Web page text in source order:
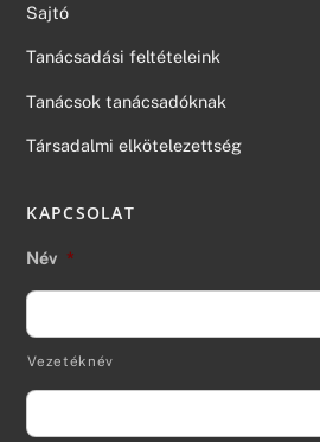
Sajtó
Tanácsadási feltételeink
Tanácsok tanácsadóknak
Társadalmi elkötelezettség
KAPCSOLAT
Név *
Vezetéknév